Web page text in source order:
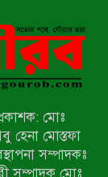
রাস্তা দখল,
হস্তক্ষেপ
নন্দীগ্রামের
মোঃ
হেনা মোস্তফা
সম্পাদকঃ
সম্পাদক মোঃ